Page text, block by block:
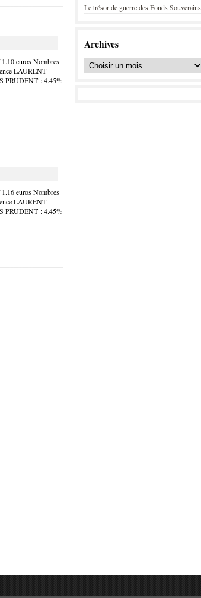
euros Nombres
LAURENT
PRUDENT : 4.45%
euros Nombres
LAURENT
PRUDENT : 4.45%
Le trésor de guerre des Fonds Souverains
Archives